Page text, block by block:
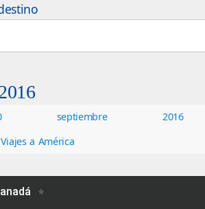
septiembre 2016
Viajes a América